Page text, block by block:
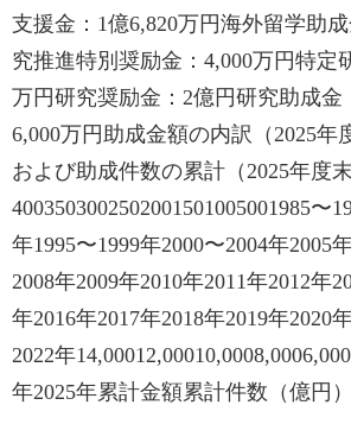
支援金：1億6,820万円海外留学助
究推進特別奨励金：4,000万円特定
万円研究奨励金：2億円研究助成金
6,000万円助成金額の内訳（2025年
および助成件数の累計（2025年度末
4003503002502001501005001985〜
年1995〜1999年2000〜2004年2005
2008年2009年2010年2011年2012年
年2016年2017年2018年2019年2020
2022年
年2025年累計金額累計件数（億円